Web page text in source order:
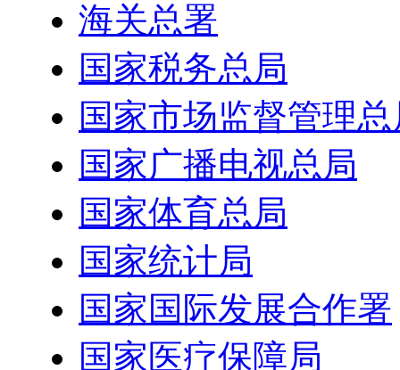
海关总署
国家税务总局
国家市场监督管理
国家广播电视总局
国家体育总局
国家统计局
国家国际发展合作署
国家医疗保障局